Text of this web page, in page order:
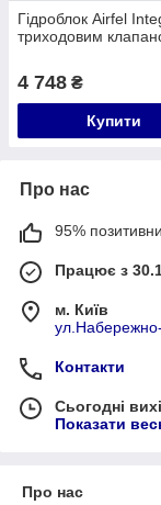
Гідроблок Airfel
триходовим
4 748 ₴
Купити
Про нас
95%
Працює з
м. Київ
Контакти
Сьогодні
Показати
Про нас